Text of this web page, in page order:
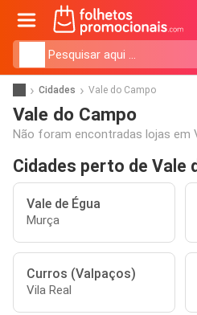
Cidades Vale do Campo
Vale do Campo
Não foram encontradas lojas em
Cidades perto de Vale
Vale de Égua
Murça
Curros (Valpaços)
Vila Real